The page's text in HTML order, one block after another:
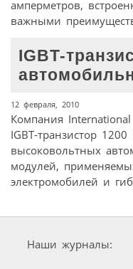
амперметров,
важными
IGBT-
12 февраля, 2010
Компания
IGBT-транзистор
высоковольтных
модулей,
электромобилей и
Наши журналы: